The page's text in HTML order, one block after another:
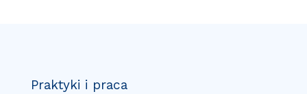
Praktyki i praca